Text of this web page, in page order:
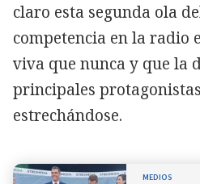
claro esta segunda ola
competencia en la radio
viva que nunca y que la
principales
estrechándose.
MEDIOS